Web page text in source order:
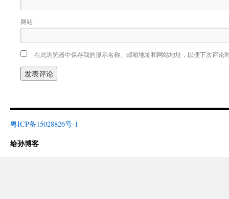
网站
在此浏览器中保存我的显示名称、邮箱地址和网站地址，以便下次评论
粤ICP备15028826号-1
给孙博客